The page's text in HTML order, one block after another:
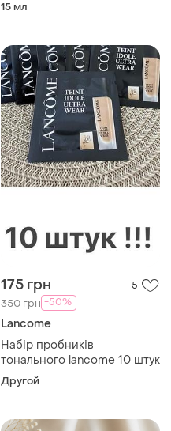
15 мл
175 грн 5
350 грн -50%
Lancome
Набір пробників
тонального lancome 10 штук
Другой